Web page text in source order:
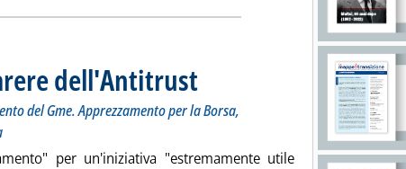
dell'Antitrust . Sottotitolo: Alla base della nuova proposta di
. Pubblicata martedì 10 maggio 2016 alle 9.56.
del Gme. Apprezzamento per la Borsa,
per un'iniziativa "estremamente utile